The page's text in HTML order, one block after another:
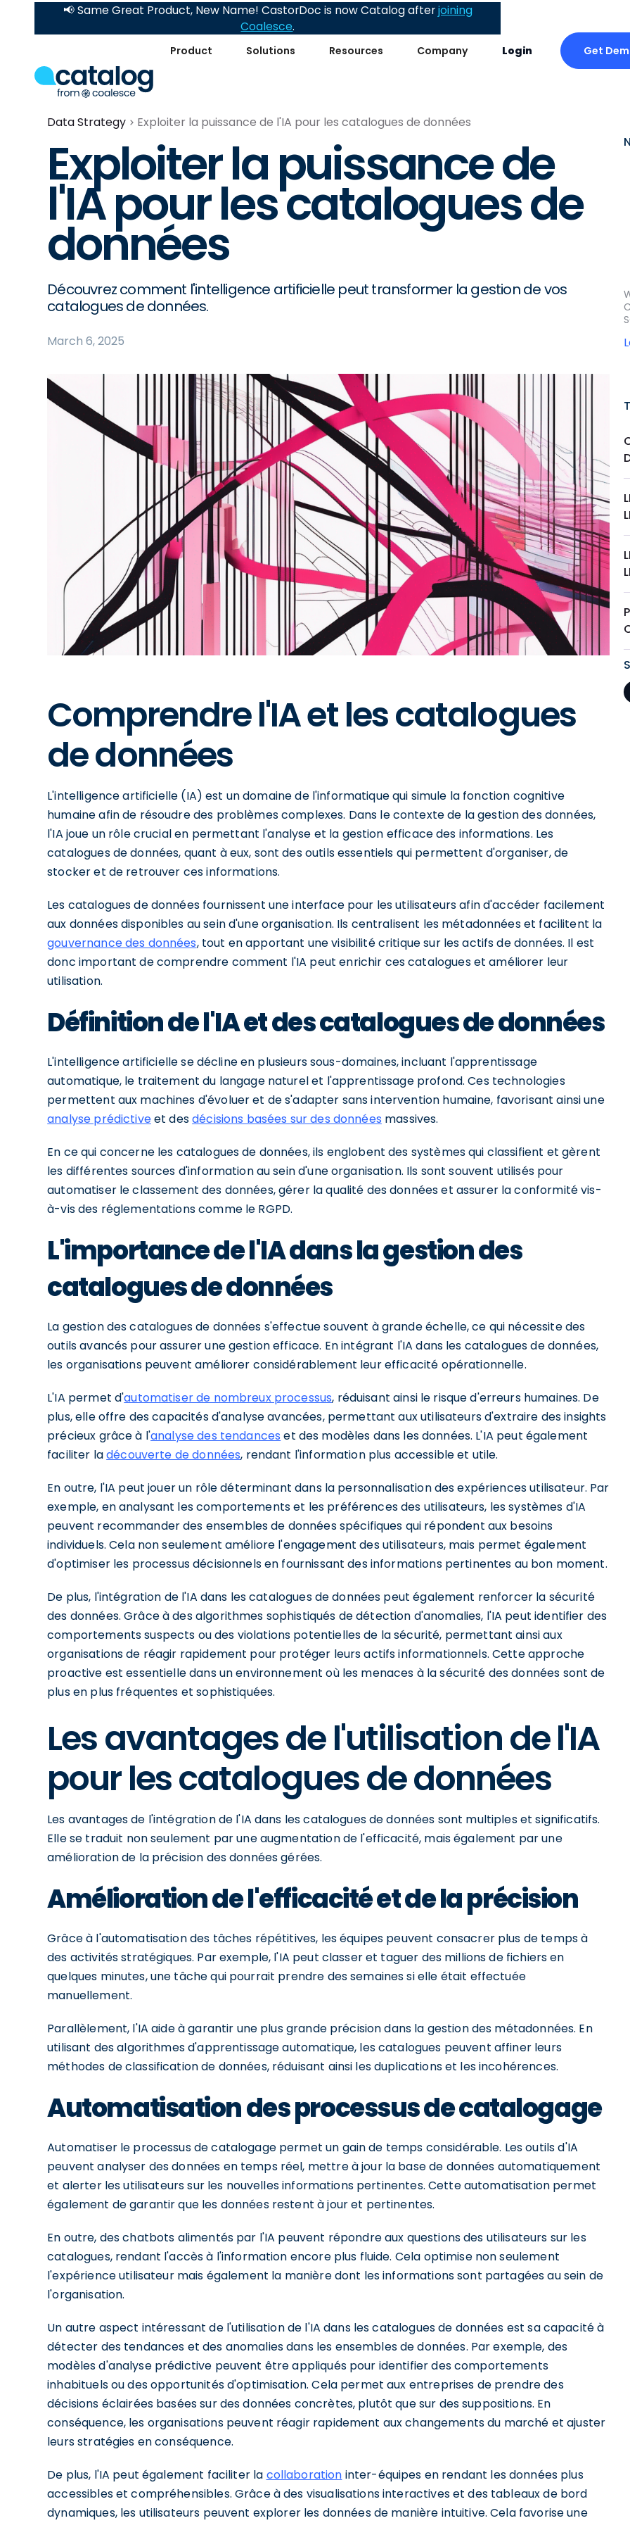
Product Solutions Resources Company Login Get
📢 Same Great Product, New Name! CastorDoc is now Catalog afterjoining
Coalesce.
Data Strategy Exploiter la puissance de l'IA pour les catalogues de données
Exploiter la puissance de
l'IA pour les catalogues de
données
Découvrez comment l'intelligence artificielle peut transformer la gestion de vos
catalogues de données.
March 6, 2025
Comprendre l'IA et les catalogues
de données
L'intelligence artificielle (IA) est un domaine de l'informatique qui simule la fonction cognitive
humaine afin de résoudre des problèmes complexes. Dans le contexte de la gestion des données,
l'IA joue un rôle crucial en permettant l'analyse et la gestion efficace des informations. Les
catalogues de données, quant à eux, sont des outils essentiels qui permettent d'organiser, de
stocker et de retrouver ces informations.
Les catalogues de données fournissent une interface pour les utilisateurs afin d'accéder facilement
aux données disponibles au sein d'une organisation. Ils centralisent les métadonnées et facilitent la
gouvernance des données, tout en apportant une visibilité critique sur les actifs de données. Il est
donc important de comprendre comment l'IA peut enrichir ces catalogues et améliorer leur
utilisation.
Définition de l'IA et des catalogues de données
L'intelligence artificielle se décline en plusieurs sous-domaines, incluant l'apprentissage
automatique, le traitement du langage naturel et l'apprentissage profond. Ces technologies
permettent aux machines d'évoluer et de s'adapter sans intervention humaine, favorisant ainsi une
analyse prédictiveet desdécisions basées sur des données massives.
En ce qui concerne les catalogues de données, ils englobent des systèmes qui classifient et gèrent
les différentes sources d'information au sein d'une organisation. Ils sont souvent utilisés pour
automatiser le classement des données, gérer la qualité des données et assurer la conformité vis-
à-vis des réglementations comme le RGPD.
L'importance de l'IA dans la gestion des
catalogues de données
La gestion des catalogues de données s'effectue souvent à grande échelle, ce qui nécessite des
outils avancés pour assurer une gestion efficace. En intégrant l'IA dans les catalogues de données,
les organisations peuvent améliorer considérablement leur efficacité opérationnelle.
L'IA permet d'automatiser de nombreux processus, réduisant ainsi le risque d'erreurs humaines. De
plus, elle offre des capacités d'analyse avancées, permettant aux utilisateurs d'extraire des insights
précieux grâce à l'analyse des tendances et des modèles dans les données. L'IA peut également
faciliter ladécouverte de données, rendant l'information plus accessible et utile.
En outre, l'IA peut jouer un rôle déterminant dans la personnalisation des expériences utilisateur. Par
exemple, en analysant les comportements et les préférences des utilisateurs, les systèmes d'IA
peuvent recommander des ensembles de données spécifiques qui répondent aux besoins
individuels. Cela non seulement améliore l'engagement des utilisateurs, mais permet également
d'optimiser les processus décisionnels en fournissant des informations pertinentes au bon moment.
De plus, l'intégration de l'IA dans les catalogues de données peut également renforcer la sécurité
des données. Grâce à des algorithmes sophistiqués de détection d'anomalies, l'IA peut identifier des
comportements suspects ou des violations potentielles de la sécurité, permettant ainsi aux
organisations de réagir rapidement pour protéger leurs actifs informationnels. Cette approche
proactive est essentielle dans un environnement où les menaces à la sécurité des données sont de
plus en plus fréquentes et sophistiquées.
Les avantages de l'utilisation de l'IA
pour les catalogues de données
Les avantages de l'intégration de l'IA dans les catalogues de données sont multiples et significatifs.
Elle se traduit non seulement par une augmentation de l'efficacité, mais également par une
amélioration de la précision des données gérées.
Amélioration de l'efficacité et de la précision
Grâce à l'automatisation des tâches répétitives, les équipes peuvent consacrer plus de temps à
des activités stratégiques. Par exemple, l'IA peut classer et taguer des millions de fichiers en
quelques minutes, une tâche qui pourrait prendre des semaines si elle était effectuée
manuellement.
Parallèlement, l'IA aide à garantir une plus grande précision dans la gestion des métadonnées. En
utilisant des algorithmes d'apprentissage automatique, les catalogues peuvent affiner leurs
méthodes de classification de données, réduisant ainsi les duplications et les incohérences.
Automatisation des processus de catalogage
Automatiser le processus de catalogage permet un gain de temps considérable. Les outils d'IA
peuvent analyser des données en temps réel, mettre à jour la base de données automatiquement
et alerter les utilisateurs sur les nouvelles informations pertinentes. Cette automatisation permet
également de garantir que les données restent à jour et pertinentes.
En outre, des chatbots alimentés par l'IA peuvent répondre aux questions des utilisateurs sur les
catalogues, rendant l'accès à l'information encore plus fluide. Cela optimise non seulement
l'expérience utilisateur mais également la manière dont les informations sont partagées au sein de
l'organisation.
Un autre aspect intéressant de l'utilisation de l'IA dans les catalogues de données est sa capacité à
détecter des tendances et des anomalies dans les ensembles de données. Par exemple, des
modèles d'analyse prédictive peuvent être appliqués pour identifier des comportements
inhabituels ou des opportunités d'optimisation. Cela permet aux entreprises de prendre des
décisions éclairées basées sur des données concrètes, plutôt que sur des suppositions. En
conséquence, les organisations peuvent réagir rapidement aux changements du marché et ajuster
leurs stratégies en conséquence.
De plus, l'IA peut également faciliter la collaboration inter-équipes en rendant les données plus
accessibles et compréhensibles. Grâce à des visualisations interactives et des tableaux de bord
dynamiques, les utilisateurs peuvent explorer les données de manière intuitive. Cela favorise une